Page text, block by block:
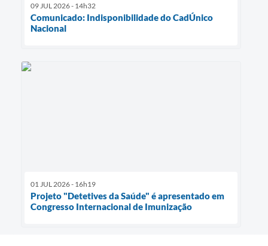
09 JUL 2026 - 14h32
Comunicado: Indisponibilidade do CadÚnico
Nacional
01 JUL 2026 - 16h19
Projeto "Detetives da Saúde" é apresentado em
Congresso Internacional de Imunização